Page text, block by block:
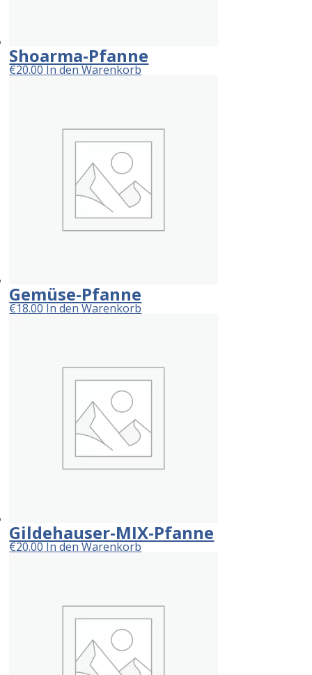
Shoarma-Pfanne
€20.00In den Warenkorb
Gemüse-Pfanne
€18.00In den Warenkorb
Gildehauser-MIX-Pfanne
€20.00In den Warenkorb